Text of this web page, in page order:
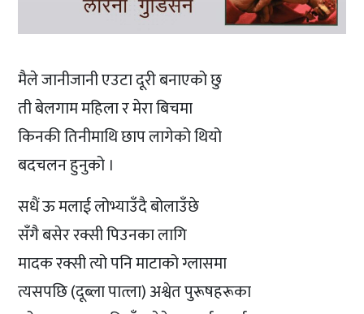
मैले जानीजानी एउटा दूरी बनाएको छु
ती बेलगाम महिला र मेरा बिचमा
किनकी तिनीमाथि छाप लागेको थियो
बदचलन हुनुको ।
सधैं ऊ मलाई लोभ्याउँदै बोलाउँछे
सँगै बसेर रक्सी पिउनका लागि
मादक रक्सी त्यो पनि माटाको ग्लासमा
त्यसपछि (दूब्ला पात्ला) अश्वेत पुरूषहरूका